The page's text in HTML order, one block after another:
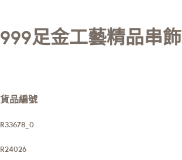
999足金工藝精品串飾
貨品編號
R33678_0
R24026